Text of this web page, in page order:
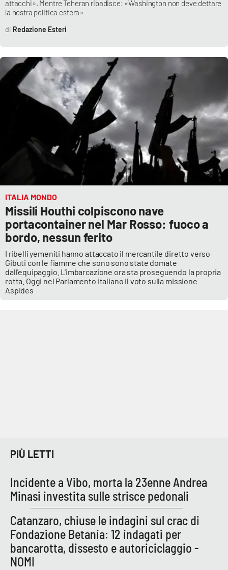
Catanzaro
Crotone
Vibo Valentia
Reggio Calabria
Cosenza
PROGETTI
SPECIALI
Buona Sanità Calabria
LA
CALABRIAVISIONE
Lacplay.it
Lactv.it
Laconair.it
Lacitymag.it
Lacapitalenews.it
attacchi». Mentre Teheran ribadisce: «Washington non deve dettare
la nostra politica estera»
Redazione Esteri
ITALIA MONDO
Missili Houthi colpiscono nave
portacontainer nel Mar Rosso: fuoco a
bordo, nessun ferito
I ribelli yemeniti hanno attaccato il mercantile diretto verso
Gibuti con le fiamme che sono sono state domate
dall'equipaggio. L'imbarcazione ora sta proseguendo la propria
rotta. Oggi nel Parlamento italiano il voto sulla missione
Aspides
PIÙ LETTI
Incidente a Vibo, morta la 23enne Andrea
Minasi investita sulle strisce pedonali
Catanzaro, chiuse le indagini sul crac di
Fondazione Betania: 12 indagati per
bancarotta, dissesto e autoriciclaggio -
NOMI